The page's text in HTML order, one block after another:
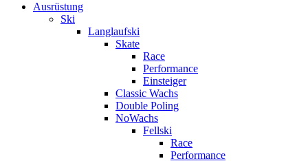
Ausrüstung
Ski
Langlaufski
Skate
Race
Performance
Einsteiger
Classic Wachs
Double Poling
NoWachs
Fellski
Race
Performance